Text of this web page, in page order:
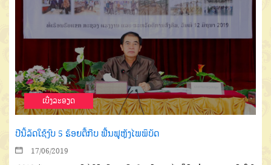
ເບີ່ງລະອຽດ
ປີນີ້ລັດໃຊ້ງົບ 5 ຮ້ອຍຕື້ກີບ ຟື້ນຟູຫຼັງໄພພິບັດ
17/06/2019